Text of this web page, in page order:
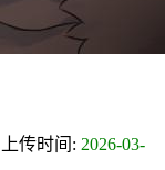
上传时间: 2026-03-